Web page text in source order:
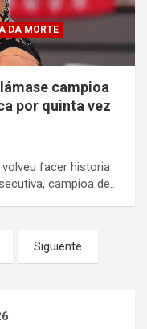
DA MORTE
campioa
por quinta vez
facer historia
campioa de…
Siguiente